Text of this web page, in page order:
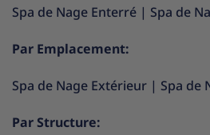
Spa de Nage Enterré | Spa de
Par Emplacement:
Spa de Nage Extérieur | Spa de
Par Structure: